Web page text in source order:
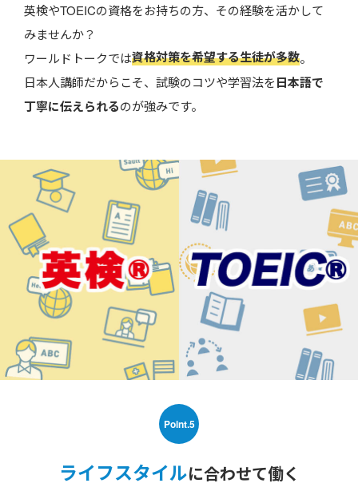
英検やTOEICの資格をお持ちの方、その経験を活かして
みませんか？
ワールドトークでは資格対策を希望する生徒が多数。
日本人講師だからこそ、試験のコツや学習法を日本語で
丁寧に伝えられるのが強みです。
Point.5
ライフスタイルに合わせて働く